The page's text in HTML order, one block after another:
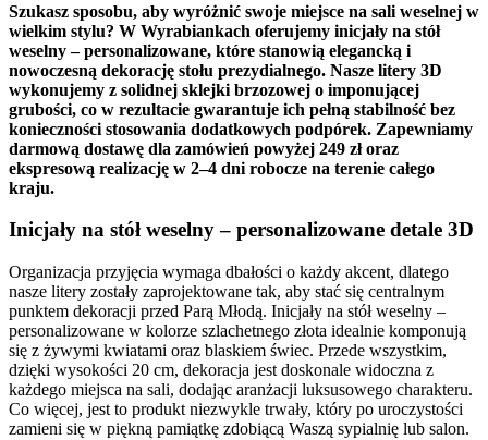
Szukasz sposobu, aby wyróżnić swoje miejsce na sali weselnej w
wielkim stylu? W Wyrabiankach oferujemy inicjały na stół
weselny – personalizowane, które stanowią elegancką i
nowoczesną dekorację stołu prezydialnego. Nasze litery 3D
wykonujemy z solidnej sklejki brzozowej o imponującej
grubości, co w rezultacie gwarantuje ich pełną stabilność bez
konieczności stosowania dodatkowych podpórek. Zapewniamy
darmową dostawę dla zamówień powyżej 249 zł oraz
ekspresową realizację w 2–4 dni robocze na terenie całego
kraju.
Inicjały na stół weselny – personalizowane detale 3D
Organizacja przyjęcia wymaga dbałości o każdy akcent, dlatego
nasze litery zostały zaprojektowane tak, aby stać się centralnym
punktem dekoracji przed Parą Młodą. Inicjały na stół weselny –
personalizowane w kolorze szlachetnego złota idealnie komponują
się z żywymi kwiatami oraz blaskiem świec. Przede wszystkim,
dzięki wysokości 20 cm, dekoracja jest doskonale widoczna z
każdego miejsca na sali, dodając aranżacji luksusowego charakteru.
Co więcej, jest to produkt niezwykle trwały, który po uroczystości
zamieni się w piękną pamiątkę zdobiącą Waszą sypialnię lub salon.